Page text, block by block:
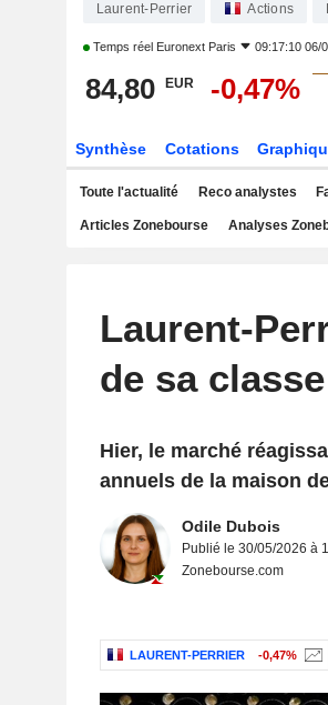
Laurent-Perrier Actions
Temps réel Euronext Paris 09:17:10 06/
84,80 EUR -0,47%
Synthèse Cotations
Toute l'actualité Reco analystes
Articles Zonebourse Analyses
Laurent-
de sa classe
Hier, le marché
annuels de la maison
Odile Dubois
Publié le 30/05/2026 à
Zonebourse.com
LAURENT-PERRIER -0,47%